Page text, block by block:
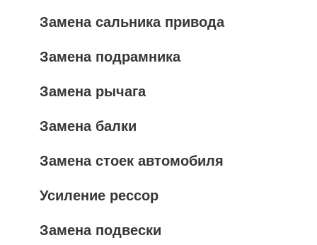
Замена сальника привода
Замена подрамника
Замена рычага
Замена балки
Замена стоек автомобиля
Усиление рессор
Замена подвески